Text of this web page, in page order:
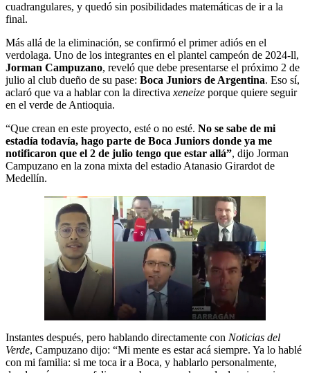
cuadrangulares, y quedó sin posibilidades matemáticas de ir a la
final.
Más allá de la eliminación, se confirmó el primer adiós en el
verdolaga. Uno de los integrantes en el plantel campeón de 2024-ll,
Jorman Campuzano, reveló que debe presentarse el próximo 2 de
julio al club dueño de su pase: Boca Juniors de Argentina. Eso sí,
aclaró que va a hablar con la directivaxeneize porque quiere seguir
en el verde de Antioquia.
“Que crean en este proyecto, esté o no esté. No se sabe de mi
estadía todavía, hago parte de Boca Juniors donde ya me
notificaron que el 2 de julio tengo que estar allá”, dijo Jorman
Campuzano en la zona mixta del estadio Atanasio Girardot de
Medellín.
Instantes después, pero hablando directamente con Noticias del
Verde, Campuzano dijo: “Mi mente es estar acá siempre. Ya lo hablé
con mi familia: si me toca ir a Boca, y hablarlo personalmente,